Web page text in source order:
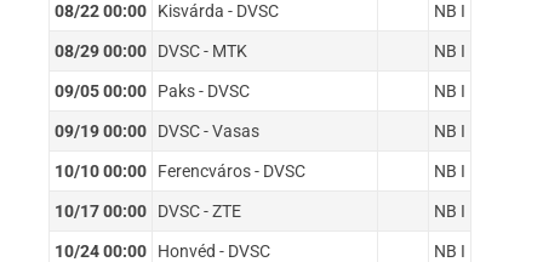
08/22 00:00 Kisvárda - DVSC NB I
08/29 00:00 DVSC - MTK NB I
09/05 00:00 Paks - DVSC NB I
09/19 00:00 DVSC - Vasas NB I
10/10 00:00 Ferencváros - DVSC NB I
10/17 00:00 DVSC - ZTE NB I
10/24 00:00 Honvéd - DVSC NB I